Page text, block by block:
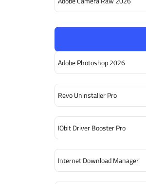
Adobe Photoshop 2026
Revo Uninstaller Pro
IObit Driver Booster Pro
Internet Download Manager